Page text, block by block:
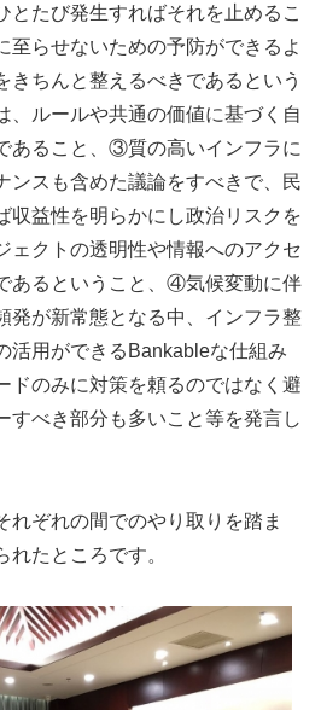
とたび発生すればそれを止めるこ
至らせないための予防ができるよ
きちんと整えるべきであるという
ルールや共通の価値に基づく自
あること、③質の高いインフラに
ンスも含めた議論をすべきで、民
収益性を明らかにし政治リスクを
ェクトの透明性や情報へのアクセ
あるということ、④気候変動に伴
発が新常態となる中、インフラ整
活用ができるBankableな仕組み
ドのみに対策を頼るのではなく避
すべき部分も多いこと等を発言し
れぞれの間でのやり取りを踏ま
れたところです。